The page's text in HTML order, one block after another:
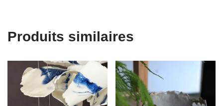
Produits similaires